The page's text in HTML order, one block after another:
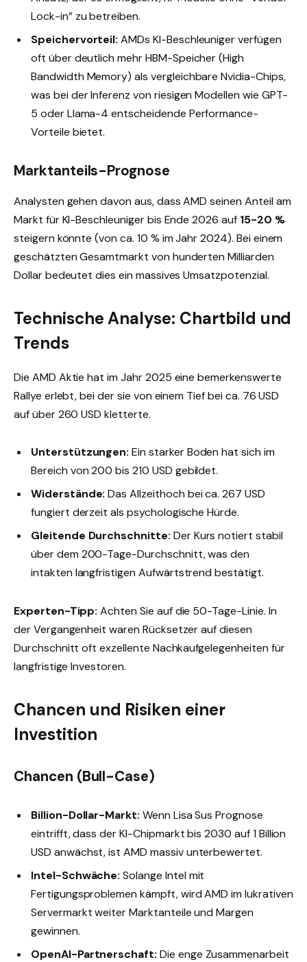
Lock-in” zu betreiben.
Speichervorteil: AMDs KI-Beschleuniger verfügen
oft über deutlich mehr HBM-Speicher (High
Bandwidth Memory) als vergleichbare Nvidia-Chips,
was bei der Inferenz von riesigen Modellen wie GPT-
5 oder Llama-4 entscheidende Performance-
Vorteile bietet.
Marktanteils-Prognose
Analysten gehen davon aus, dass AMD seinen Anteil am
Markt für KI-Beschleuniger bis Ende 2026 auf 15-20 %
steigern könnte (von ca. 10 % im Jahr 2024). Bei einem
geschätzten Gesamtmarkt von hunderten Milliarden
Dollar bedeutet dies ein massives Umsatzpotenzial.
Technische Analyse: Chartbild und
Trends
Die AMD Aktie hat im Jahr 2025 eine bemerkenswerte
Rallye erlebt, bei der sie von einem Tief bei ca. 76 USD
auf über 260 USD kletterte.
Unterstützungen: Ein starker Boden hat sich im
Bereich von 200 bis 210 USD gebildet.
Widerstände: Das Allzeithoch bei ca. 267 USD
fungiert derzeit als psychologische Hürde.
Gleitende Durchschnitte: Der Kurs notiert stabil
über dem 200-Tage-Durchschnitt, was den
intakten langfristigen Aufwärtstrend bestätigt.
Experten-Tipp: Achten Sie auf die 50-Tage-Linie. In
der Vergangenheit waren Rücksetzer auf diesen
Durchschnitt oft exzellente Nachkaufgelegenheiten für
langfristige Investoren.
Chancen und Risiken einer
Investition
Chancen (Bull-Case)
Billion-Dollar-Markt: Wenn Lisa Sus Prognose
eintrifft, dass der KI-Chipmarkt bis 2030 auf 1 Billion
USD anwächst, ist AMD massiv unterbewertet.
Intel-Schwäche: Solange Intel mit
Fertigungsproblemen kämpft, wird AMD im lukrativen
Servermarkt weiter Marktanteile und Margen
gewinnen.
OpenAI-Partnerschaft: Die enge Zusammenarbeit